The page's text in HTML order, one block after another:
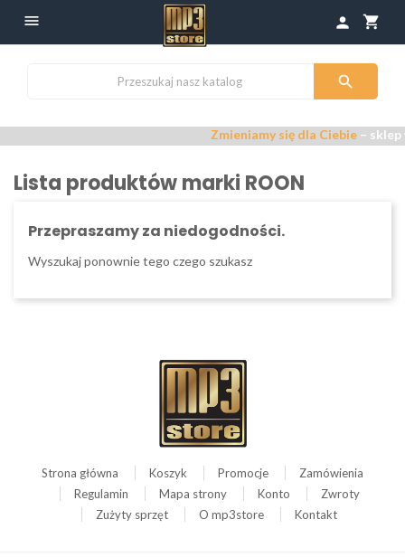
 shopping_cart
person

Zmieniamy się dla Ciebie– sklep
Lista produktów marki ROON
Przepraszamy za niedogodności.
Wyszukaj ponownie tego czego szukasz
Strona główna Koszyk Promocje
Zamówienia
Regulamin
Mapa strony Konto
Zwroty
Zużyty sprzęt
O mp3store Kontakt